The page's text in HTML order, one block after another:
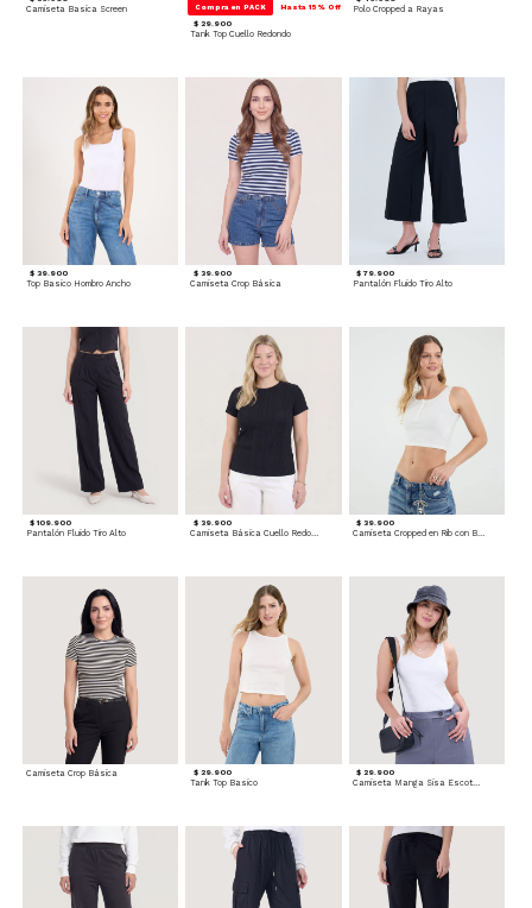
Camiseta Basica Screen Compra en PACK Hasta 15% Off
$ 29.900
Tank Top Cuello Redondo
Polo Cropped a Rayas
$ 39.900
Top Basico Hombro Ancho
$ 39.900
Camiseta Crop Básica
$ 79.900
Pantalón Fluido Tiro Alto
$ 109.900
Pantalón Fluido Tiro Alto
$ 39.900
Camiseta Básica Cuello Redondo
$ 39.900
Camiseta Crop Básica $ 29.900
Tank Top Basico
$ 29.900